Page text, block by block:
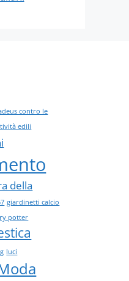
contro le
edili
della
giardinetti calcio
potter
luci